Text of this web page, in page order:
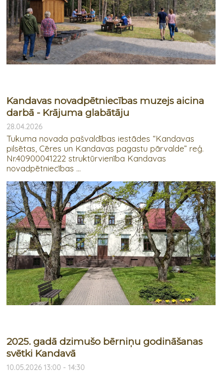
Kandavas novadpētniecības muzejs aicina
darbā - Krājuma glabātāju
28.04.2026
Tukuma novada pašvaldības iestādes “Kandavas
pilsētas, Cēres un Kandavas pagastu pārvalde” reģ.
Nr.40900041222 struktūrvienība Kandavas
novadpētniecības ...
2025. gadā dzimušo bērniņu godināšanas
svētki Kandavā
10.05.2026 13:00 - 14:30